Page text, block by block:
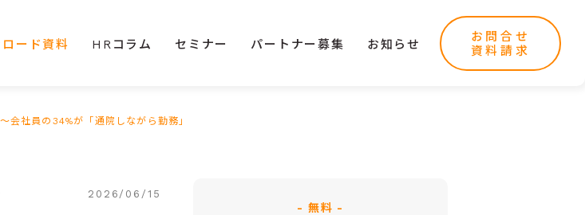
ード資料 HRコラム セミナー パートナー募集 お知らせ
お問合せ
資料請求
会社員の34%が「通院しながら勤務」
2026/06/15
- 無料 -